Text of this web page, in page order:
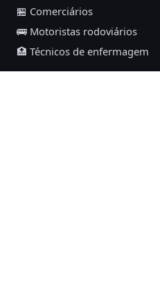
🏪 Comerciários
🚌 Motoristas rodoviários
🏥 Técnicos de enfermagem